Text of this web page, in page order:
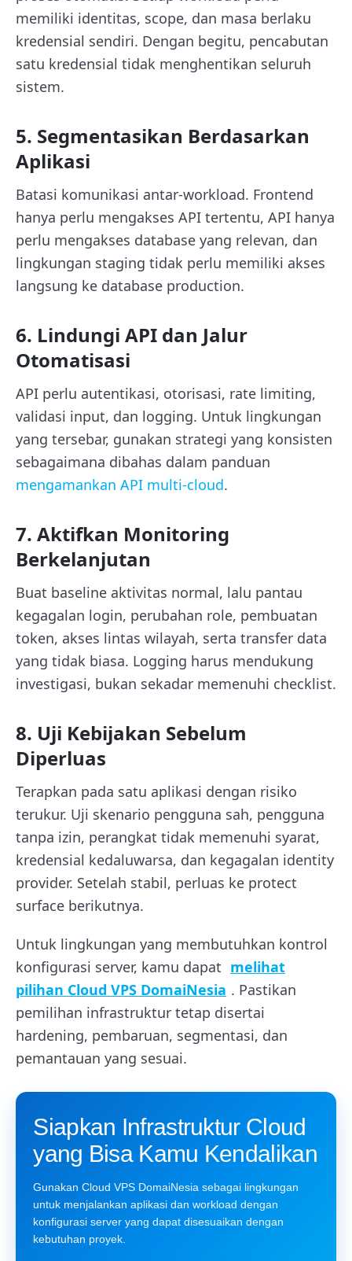
memiliki identitas, scope, dan masa berlaku
kredensial sendiri. Dengan begitu, pencabutan
satu kredensial tidak menghentikan seluruh
sistem.
5. Segmentasikan Berdasarkan
Aplikasi
Batasi komunikasi antar-workload. Frontend
hanya perlu mengakses API tertentu, API hanya
perlu mengakses database yang relevan, dan
lingkungan staging tidak perlu memiliki akses
langsung ke database production.
6. Lindungi API dan Jalur
Otomatisasi
API perlu autentikasi, otorisasi, rate limiting,
validasi input, dan logging. Untuk lingkungan
yang tersebar, gunakan strategi yang konsisten
sebagaimana dibahas dalam panduan
mengamankan API multi-cloud.
7. Aktifkan Monitoring
Berkelanjutan
Buat baseline aktivitas normal, lalu pantau
kegagalan login, perubahan role, pembuatan
token, akses lintas wilayah, serta transfer data
yang tidak biasa. Logging harus mendukung
investigasi, bukan sekadar memenuhi checklist.
8. Uji Kebijakan Sebelum
Diperluas
Terapkan pada satu aplikasi dengan risiko
terukur. Uji skenario pengguna sah, pengguna
tanpa izin, perangkat tidak memenuhi syarat,
kredensial kedaluwarsa, dan kegagalan identity
provider. Setelah stabil, perluas ke protect
surface berikutnya.
Untuk lingkungan yang membutuhkan kontrol
konfigurasi server, kamu dapat melihat
pilihan Cloud VPS DomaiNesia . Pastikan
pemilihan infrastruktur tetap disertai
hardening, pembaruan, segmentasi, dan
pemantauan yang sesuai.
Siapkan Infrastruktur Cloud
yang Bisa Kamu Kendalikan
Gunakan Cloud VPS DomaiNesia sebagai lingkungan
untuk menjalankan aplikasi dan workload dengan
konfigurasi server yang dapat disesuaikan dengan
kebutuhan proyek.